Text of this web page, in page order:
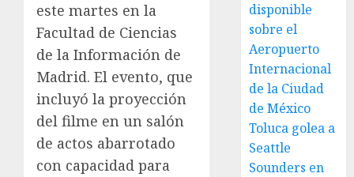
este martes en la
Facultad de Ciencias
de la Información de
Madrid. El evento, que
incluyó la proyección
del filme en un salón
de actos abarrotado
con capacidad para
disponible
sobre el
Aeropuerto
Internacional
de la Ciudad
de México
Toluca golea a
Seattle
Sounders en